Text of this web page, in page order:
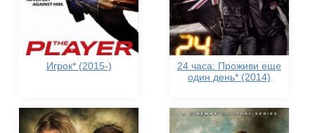
Игрок* (2015-)
24 часа: Проживи еще
один день* (2014)